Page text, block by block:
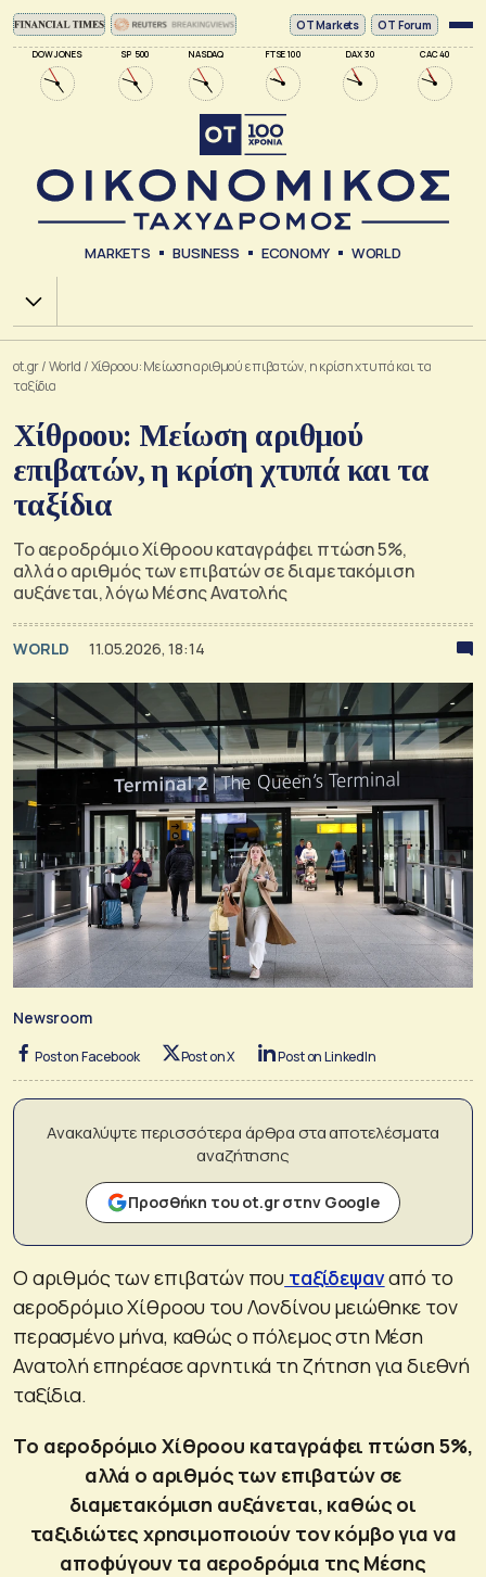
DOW JONES SP 500 NASDAQ FTSE 100 DAX 30 CAC 40
ΟΤ Markets OT Forum
MARKETS BUSINESS ECONOMY WORLD
Χ.Α.
ot.gr/World /Χίθροου: Μείωση αριθμού επιβατών, η κρίση χτυπά και τα
ταξίδια
Χίθροου: Μείωση αριθμού
επιβατών, η κρίση χτυπά και τα
ταξίδια
Το αεροδρόμιο Xίθροου καταγράφει πτώση 5%,
αλλά ο αριθμός των επιβατών σε διαμετακόμιση
αυξάνεται, λόγω Μέσης Ανατολής
WORLD 11.05.2026, 18:14
Newsroom
Post on Facebook Post on X Post on LinkedIn
Ανακαλύψτε περισσότερα άρθρα στα αποτελέσματα
αναζήτησης
Προσθήκη του ot.gr στην Google
Ο αριθμός των επιβατών που ταξίδεψαναπό το
αεροδρόμιο Χίθροου του Λονδίνου μειώθηκε τον
περασμένο μήνα, καθώς ο πόλεμος στη Μέση
Ανατολή επηρέασε αρνητικά τη ζήτηση για διεθνή
ταξίδια.
Το αεροδρόμιο Χίθροου καταγράφει πτώση 5%,
αλλά ο αριθμός των επιβατών σε
διαμετακόμιση αυξάνεται, καθώς οι
ταξιδιώτες χρησιμοποιούν τον κόμβο για να
αποφύγουν τα αεροδρόμια της Μέσης